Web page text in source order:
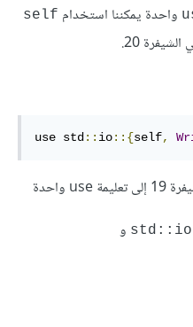
واحدة يمكننا استخدام self
20.
use std :: io::{self,
std::io و